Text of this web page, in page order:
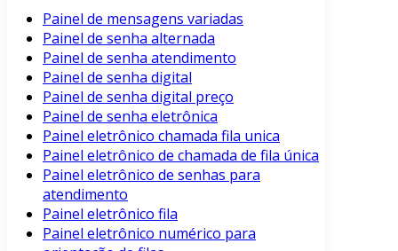
Painel de mensagens variadas
Painel de senha alternada
Painel de senha atendimento
Painel de senha digital
Painel de senha digital preço
Painel de senha eletrônica
Painel eletrônico chamada fila unica
Painel eletrônico de chamada de fila única
Painel eletrônico de senhas para
atendimento
Painel eletrônico fila
Painel eletrônico numérico para